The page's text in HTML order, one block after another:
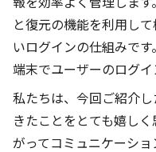
と復元の機能を利用し
いログインの仕組みで
端末でユーザーのログイ
私たちは、今回ご紹介
きたことをとても嬉しく
がってコミュニケーシ